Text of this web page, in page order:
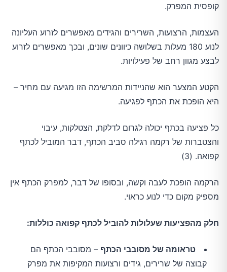
קופסית המפרק.
העצמות, הרצועות, השרירים והגידים מאפשרים לזרוע העליונה
לנוע 180 מעלות בשלושה כיוונים שונים, ובכך מאפשרים לזרוע
לבצע מגוון רחב של פעילויות.
הקטע המצער הוא שהניידות המרשימה הזו מגיעה עם מחיר –
היא הופכת את הכתף לפגיעה.
כל פציעה בכתף ​​יכולה לגרום לדלקת, הצטלקות, עיבוי
והצטברות של רקמה רגילה סביב הכתף, דבר המוביל לכתף
קפואה. (3)
הרקמה הופכת לעבה וקשה, ובסופו של דבר, למפרק הכתף אין
מספיק מקום כדי לנוע כראוי.
חלק מהפציעות שעלולות להוביל לכתף קפואה כוללות:
טראומה של מסובבי הכתף – מסובבי הכתף הם
קבוצה של שרירים, גידים ורצועות המקיפות את מפרק